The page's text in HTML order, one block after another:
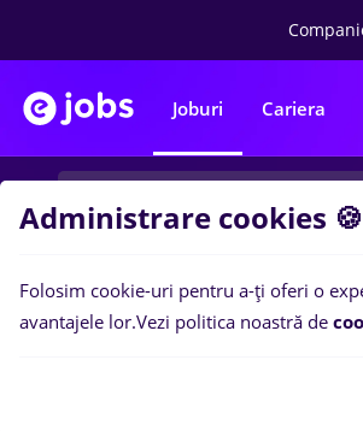
Joburi Cariera
Filtre
Administrare cookies 🍪
Folosim cookie-uri pentru a-ți oferi o
avantajele lor.Vezi politica noastră de